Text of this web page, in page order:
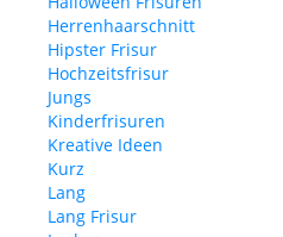
Herrenhaarschnitt
Hipster Frisur
Hochzeitsfrisur
Jungs
Kinderfrisuren
Kreative Ideen
Kurz
Lang
Lang Frisur